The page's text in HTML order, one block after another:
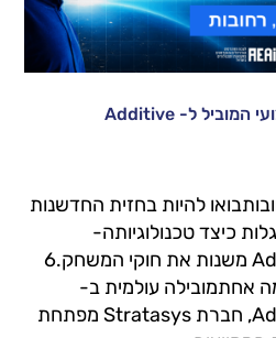
Nexus 2025 הכנס המקצועי המוביל ל- Additive
להיות בחזית החדשנות
כיצד טכנולוגיותה-
Additive Manufacturing משנות את חוקי המשחק.6
| במה אחתמובילה עולמית ב-
Additive Manufacturing, חברת Stratasys מפתחת